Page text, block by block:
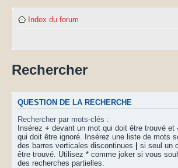
Index du forum
Rechercher
QUESTION DE LA RECHERCHE
Rechercher par mots-clés :
Insérez + devant un mot qui doit être trouvé et
qui doit être ignoré. Insérez une liste de mots
des barres verticales discontinues
si seul un
être trouvé. Utilisez * comme joker si vous
des recherches partielles.